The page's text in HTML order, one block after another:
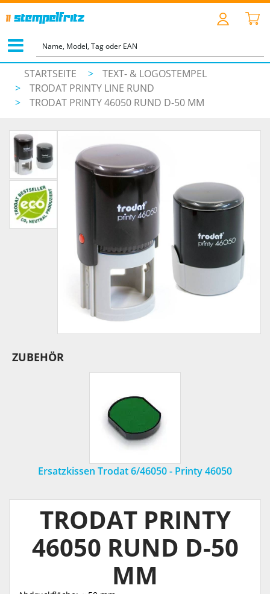
STARTSEITE >
TEXT- & LOGOSTEMPEL
>
TRODAT PRINTY LINE RUND
>
TRODAT PRINTY 46050 RUND D-50 MM
ZUBEHÖR
Ersatzkissen Trodat 6/46050 - Printy 46050
TRODAT PRINTY
46050 RUND D-50
MM